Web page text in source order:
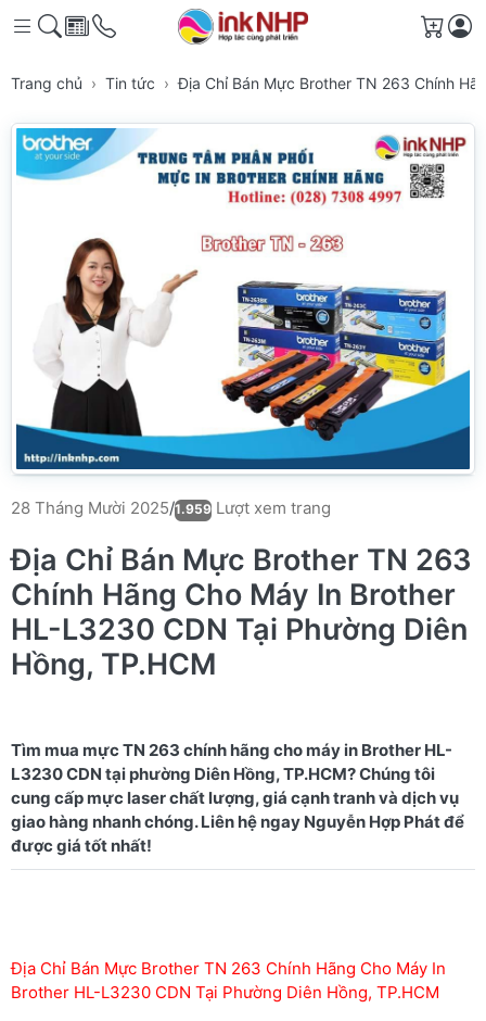
Giỏ
Trang chủ Tin tức Địa Chỉ Bán Mực Brother TN 263 Chính
28 Tháng Mười 2025/1.959 Lượt xem trang
Địa Chỉ Bán Mực Brother TN 263
Chính Hãng Cho Máy In Brother
HL-L3230 CDN Tại Phường Diên
Hồng, TP.HCM
Tìm mua mực TN 263 chính hãng cho máy in Brother HL-
L3230 CDN tại phường Diên Hồng, TP.HCM? Chúng tôi
cung cấp mực laser chất lượng, giá cạnh tranh và dịch vụ
giao hàng nhanh chóng. Liên hệ ngay Nguyễn Hợp Phát để
Địa Chỉ Bán Mực Brother TN 263 Chính Hãng Cho Máy In
Brother HL-L3230 CDN Tại Phường Diên Hồng, TP.HCM